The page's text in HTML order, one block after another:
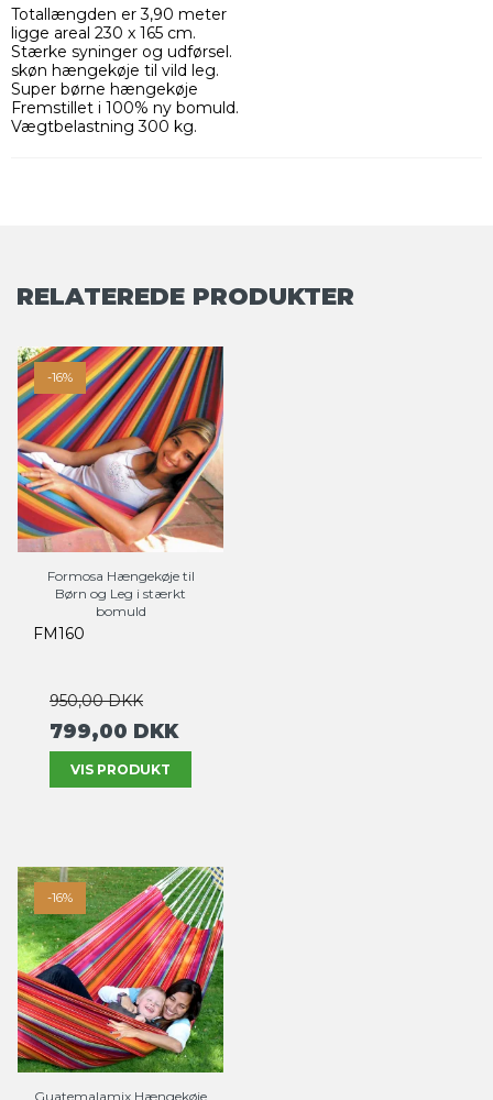
Totallængden er 3,90 meter
ligge areal 230 x 165 cm.
Stærke syninger og udførsel.
skøn hængekøje til vild leg.
Super børne hængekøje
Fremstillet i 100% ny bomuld.
Vægtbelastning 300 kg.
RELATEREDE PRODUKTER
-16%
Formosa Hængekøje til
Børn og Leg i stærkt
bomuld
FM160
950,00 DKK
799,00 DKK
VIS PRODUKT
-16%
Guatemalamix Hængekøje